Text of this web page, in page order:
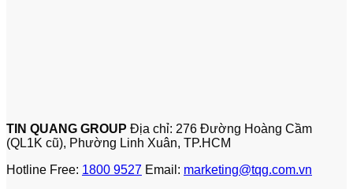
TIN QUANG GROUP Địa chỉ: 276 Đường Hoàng Cầm
(QL1K cũ), Phường Linh Xuân, TP.HCM
Hotline Free: 1800 9527 Email: marketing@tqg.com.vn